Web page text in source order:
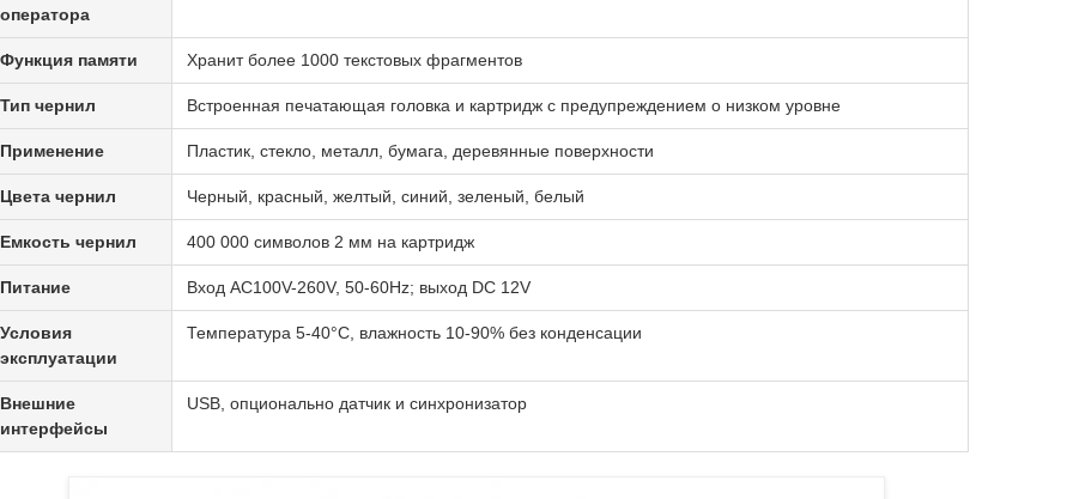
оператора
Функция памяти Хранит более 1000 текстовых фрагментов
Тип чернил Встроенная печатающая головка и картридж с предупреждением о низком уровне
Применение Пластик, стекло, металл, бумага, деревянные поверхности
Цвета чернил Черный, красный, желтый, синий, зеленый, белый
Емкость чернил 400 000 символов 2 мм на картридж
Питание Вход AC100V-260V, 50-60Hz; выход DC 12V
Условия
эксплуатации
Температура 5-40°C, влажность 10-90% без конденсации
Внешние
интерфейсы
USB, опционально датчик и синхронизатор